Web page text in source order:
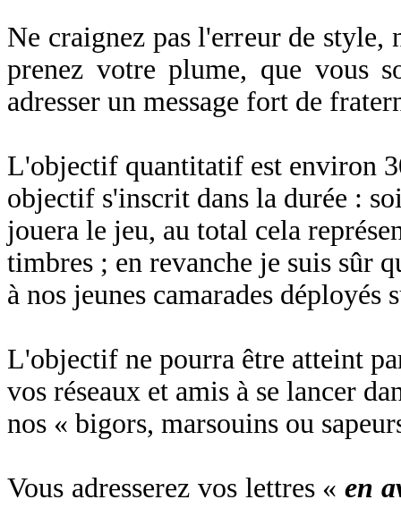
Ne craignez pas l'erreur de style,
prenez votre plume, que vous
adresser un message fort de
L'objectif quantitatif est environ
objectif s'inscrit dans la durée :
jouera le jeu, au total cela
timbres ; en revanche je suis sûr
à nos jeunes camarades déployés
L'objectif ne pourra être atteint
vos réseaux et amis à se lancer
nos « bigors, marsouins ou
Vous adresserez vos lettres «en